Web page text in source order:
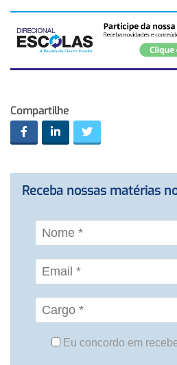
Compartilhe
Receba nossas matérias
Eu concordo em